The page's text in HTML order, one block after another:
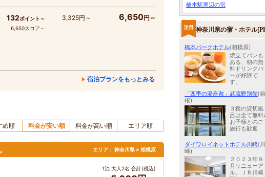
132ポイント～
6,650スコア～
3,325円～ 6,650円～
宿泊プランをもっとみる
め順 料金が安い順 料金が高い順 エリア順
エリア： 神奈川県 > 相模原
1泊 大人2名 合計(税込)
橋本駅周辺の宿
神奈川県の宿・ホテル
橋本パークホテル(相模原)
焼立てパンも
ある、朝の無
料ドリンクバ
ーが好評で
す。
「四季の湯座敷」武蔵野別館(箱
根)
３種の貸切風
呂は全て無料
お子様とのご
旅行も歓迎
ダイワロイネットホテル川崎(川
崎)
２０２３年９
月リニューア
ル。ＪＲ川崎